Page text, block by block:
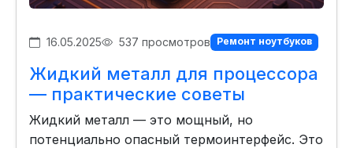
16.05.2025 537 просмотров Ремонт ноутбуков
Жидкий металл для процессора
— практические советы
Жидкий металл — это мощный, но
потенциально опасный термоинтерфейс. Это